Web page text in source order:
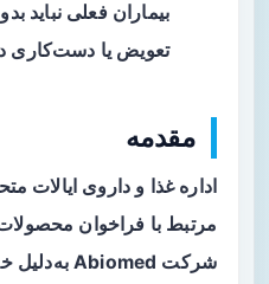
بیماران فعلی نباید
تعویض یا دست‌کاری
مقدمه
مرتبط با فراخوان
شرکت Abiomed به‌دلیل خارج شدن برخی از